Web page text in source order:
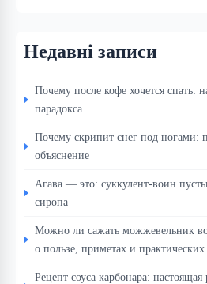
Недавні записи
Почему после кофе хочется спать:
парадокса
Почему скрипит снег под ногами:
объяснение
Агава — это: суккулент-воин
сиропа
Можно ли сажать можжевельник
о пользе, приметах и
Рецепт соуса карбонара: настоящая